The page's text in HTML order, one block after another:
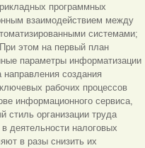
программных
взаимодействием между
системами;
этом на первый план
параметры информатизации
создания
рабочих процессов
информационного сервиса,
стиль организации труда
деятельности налоговых
в разы снизить их